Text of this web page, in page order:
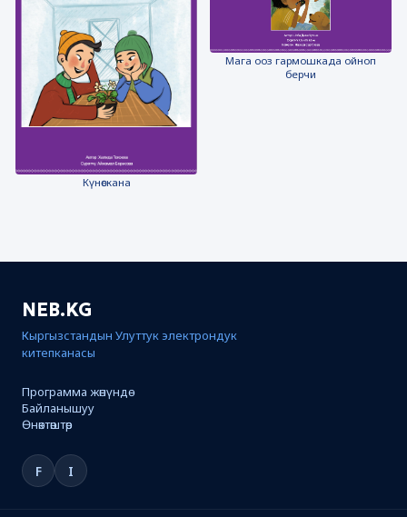
Күнөскана
Мага ооз гармошкада ойноп
берчи
NEB.KG
Кыргызстандын Улуттук электрондук
китепканасы
Программа жөнүндө
Байланышуу
Өнөктөштөр
F I